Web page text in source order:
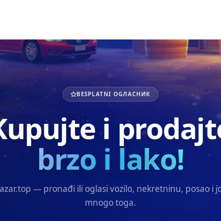
BESPLATNI OGЛАСНИК
i
brzo i lako!
— pronađi ili oglasi vozilo, nekretninu, posao i
mnogo toga.